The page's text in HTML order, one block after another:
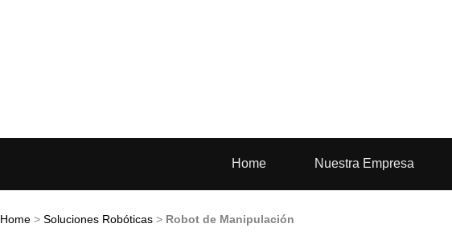
Home Nuestra Empresa
Home > Soluciones Robóticas > Robot de Manipulación